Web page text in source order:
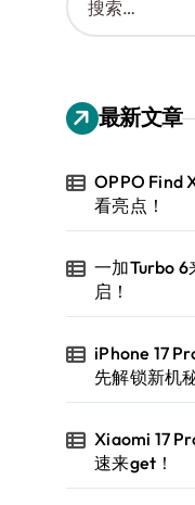
索
：
最新文章
OPPO Find
看亮点！
一加Turbo
启！
iPhone 17
先解锁新机
Xiaomi 17
速来get！